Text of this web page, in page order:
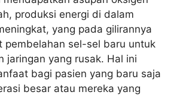
produksi energi di dalam
yang pada gilirannya
pembelahan sel-sel baru untuk
jaringan yang rusak. Hal ini
bagi pasien yang baru saja
besar atau mereka yang